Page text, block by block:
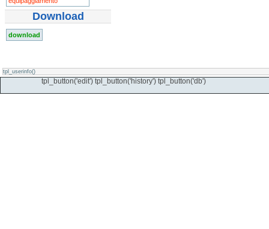
Download
download
tpl_userinfo()
tpl_button('edit') tpl_button('history') tpl_button('db')